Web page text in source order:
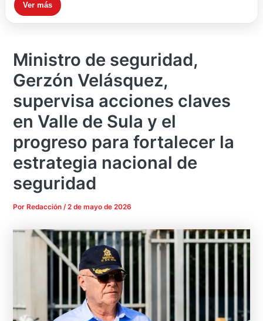
Ver más
Ministro de seguridad,
Gerzón Velásquez,
supervisa acciones claves
en Valle de Sula y el
progreso para fortalecer la
estrategia nacional de
seguridad
Por Redacción/2 de mayo de 2026